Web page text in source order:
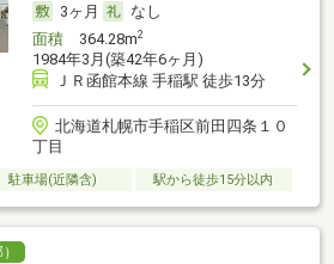
3ヶ月
なし
面積364.28m2
1984年3月(築42年6ヶ月)
ＪＲ函館本線 手稲駅 徒歩13分
北海道札幌市手稲区前田四条１０
丁目
駐車場(近隣含) 駅から徒歩15分以内